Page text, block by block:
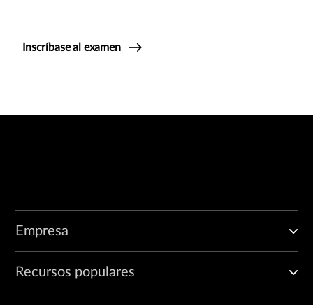
Inscríbase al examen
Empresa
Recursos populares